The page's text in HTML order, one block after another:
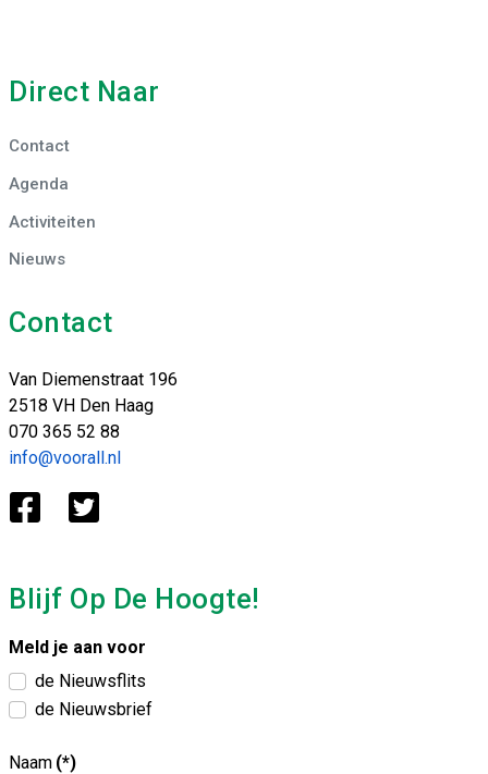
Direct Naar
Contact
Agenda
Activiteiten
Nieuws
Contact
Van Diemenstraat 196
2518 VH Den Haag
070 365 52 88
info@voorall.nl
Blijf Op De Hoogte!
Meld je aan voor
de Nieuwsflits
de Nieuwsbrief
Naam (*)